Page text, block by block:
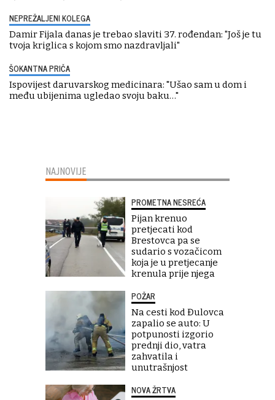
NEPREŽALJENI KOLEGA
Damir Fijala danas je trebao slaviti 37. rođendan: "Još je tu
tvoja kriglica s kojom smo nazdravljali"
ŠOKANTNA PRIČA
Ispovijest daruvarskog medicinara: "Ušao sam u dom i
među ubijenima ugledao svoju baku…"
NAJNOVIJE
PROMETNA NESREĆA
Pijan krenuo
pretjecati kod
Brestovca pa se
sudario s vozačicom
koja je u pretjecanje
krenula prije njega
POŽAR
Na cesti kod Đulovca
zapalio se auto: U
potpunosti izgorio
prednji dio, vatra
zahvatila i
unutrašnjost
NOVA ŽRTVA